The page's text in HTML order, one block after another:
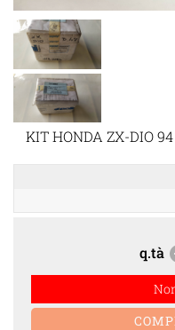
KIT HONDA ZX-DIO
q.tà